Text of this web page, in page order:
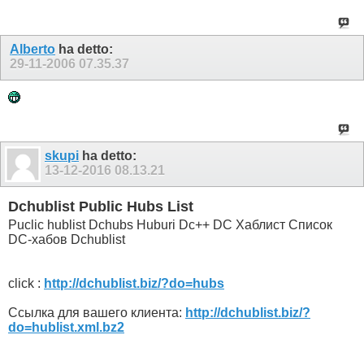
Alberto ha detto:
29-11-2006 07.35.37
skupi ha detto:
13-12-2016 08.13.21
Dchublist Public Hubs List
Puclic hublist Dchubs Huburi Dc++ DC Хаблист Список
DC-хабов Dchublist
click : http://dchublist.biz/?do=hubs
Ссылка для вашего клиента: http://dchublist.biz/?
do=hublist.xml.bz2